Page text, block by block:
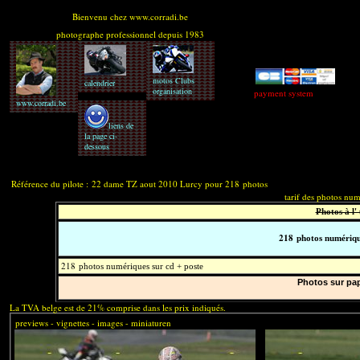
Bienvenu chez www.corradi.be
photographe professionnel depuis 1983
www.corradi.be
calendrier
motos Clubs
organisation
liens de
la page ci-
dessous
payment system
Référence du pilote : 22 dame TZ aout 2010 Lurcy pour 218 photos
tarif des photos
Photos à l'
218 photos
218 photos numériques sur cd + poste
Photos sur
La TVA belge est de 21% comprise dans les prix indiqués.
previews - vignettes - images - miniaturen